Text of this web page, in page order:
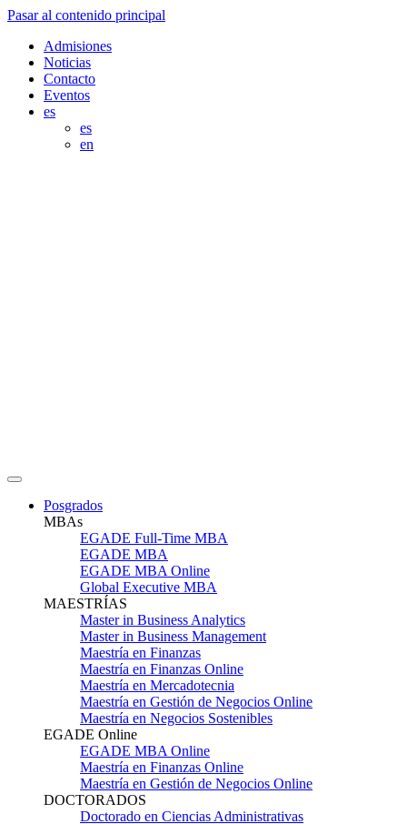
Pasar al contenido principal
Admisiones
Noticias
Contacto
Eventos
es
es
en
Posgrados
MBAs
EGADE Full-Time MBA
EGADE MBA
EGADE MBA Online
Global Executive MBA
MAESTRÍAS
Master in Business Analytics
Master in Business Management
Maestría en Finanzas
Maestría en Finanzas Online
Maestría en Mercadotecnia
Maestría en Gestión de Negocios Online
Maestría en Negocios Sostenibles
EGADE Online
EGADE MBA Online
Maestría en Finanzas Online
Maestría en Gestión de Negocios Online
DOCTORADOS
Doctorado en Ciencias Administrativas